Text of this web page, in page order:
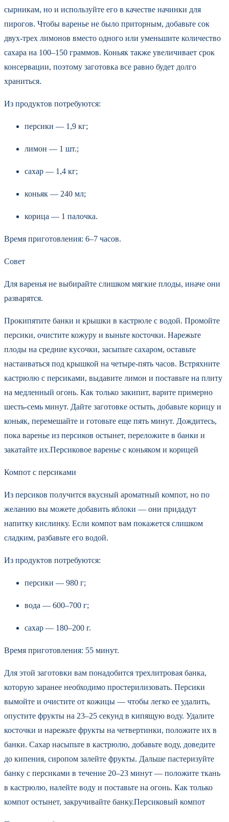
сырникам, но и используйте его в качестве начинки для
пирогов. Чтобы варенье не было приторным, добавьте сок
двух-трех лимонов вместо одного или уменьшите количество
сахара на 100–150 граммов. Коньяк также увеличивает срок
консервации, поэтому заготовка все равно будет долго
храниться.
Из продуктов потребуются:
персики — 1,9 кг;
лимон — 1 шт.;
сахар — 1,4 кг;
коньяк — 240 мл;
корица — 1 палочка.
Время приготовления: 6–7 часов.
Совет
Для варенья не выбирайте слишком мягкие плоды, иначе они
разварятся.
Прокипятите банки и крышки в кастрюле с водой. Промойте
персики, очистите кожуру и выньте косточки. Нарежьте
плоды на средние кусочки, засыпьте сахаром, оставьте
настаиваться под крышкой на четыре-пять часов. Встряхните
кастрюлю с персиками, выдавите лимон и поставьте на плиту
на медленный огонь. Как только закипит, варите примерно
шесть-семь минут. Дайте заготовке остыть, добавьте корицу и
коньяк, перемешайте и готовьте еще пять минут. Дождитесь,
пока варенье из персиков остынет, переложите в банки и
закатайте их.Персиковое варенье с коньяком и корицей
Компот с персиками
Из персиков получится вкусный ароматный компот, но по
желанию вы можете добавить яблоки — они придадут
напитку кислинку. Если компот вам покажется слишком
сладким, разбавьте его водой.
Из продуктов потребуются:
персики — 980 г;
вода — 600–700 г;
сахар — 180–200 г.
Время приготовления: 55 минут.
Для этой заготовки вам понадобится трехлитровая банка,
которую заранее необходимо простерилизовать. Персики
вымойте и очистите от кожицы — чтобы легко ее удалить,
опустите фрукты на 23–25 секунд в кипящую воду. Удалите
косточки и нарежьте фрукты на четвертинки, положите их в
банки. Сахар насыпьте в кастрюлю, добавьте воду, доведите
до кипения, сиропом залейте фрукты. Дальше пастеризуйте
банку с персиками в течение 20–23 минут — положите ткань
в кастрюлю, налейте воду и поставьте на огонь. Как только
компот остынет, закручивайте банку.Персиковый компот